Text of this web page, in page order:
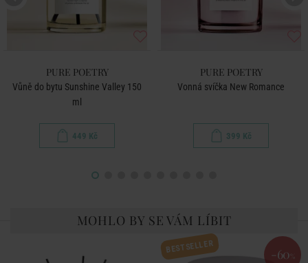
PURE POETRY
Vůně do bytu Sunshine Valley 150
ml
449 Kč
PURE POETRY
Vonná svíčka New Romance
399 Kč
MOHLO BY SE VÁM LÍBIT
BESTSELLER -60 %